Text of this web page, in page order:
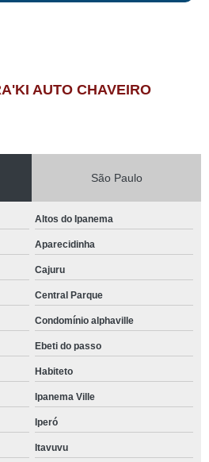
AUTO CHAVEIRO
São Paulo
Altos do Ipanema
Aparecidinha
Cajuru
Central Parque
Condomínio alphaville
Ebeti do passo
Habiteto
Ipanema Ville
Iperó
Itavuvu